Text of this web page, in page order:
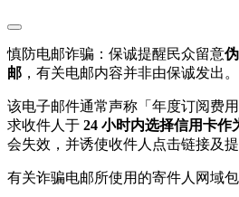
慎防电邮诈骗：保诚提醒民众留意
邮 ，有关电邮内容并非由保诚发出。
该电子邮件通常声称「年度订阅费
求收件人于 24 小时内选择信用卡作
会失效，并诱使收件人点击链接及提
有关诈骗电邮所使用的寄件人网域包